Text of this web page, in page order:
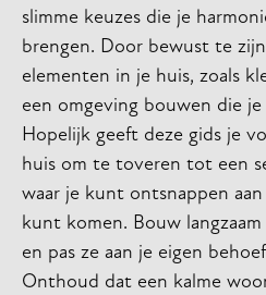
slimme keuzes die je
brengen. Door bewust te
elementen in je huis, zoals
een omgeving bouwen die
Hopelijk geeft deze gids je
huis om te toveren tot een
waar je kunt ontsnappen
kunt komen. Bouw
en pas ze aan je eigen
Onthoud dat een kalme